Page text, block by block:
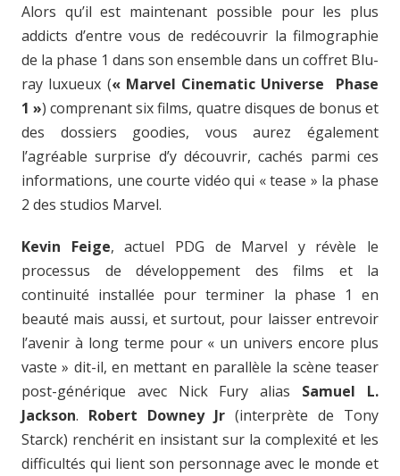
Alors qu’il est maintenant possible pour les plus
addicts d’entre vous de redécouvrir la filmographie
de la phase 1 dans son ensemble dans un coffret Blu-
ray luxueux (« Marvel Cinematic Universe Phase
1 ») comprenant six films, quatre disques de bonus et
des dossiers goodies, vous aurez également
l’agréable surprise d’y découvrir, cachés parmi ces
informations, une courte vidéo qui « tease » la phase
2 des studios Marvel.
Kevin Feige, actuel PDG de Marvel y révèle le
processus de développement des films et la
continuité installée pour terminer la phase 1 en
beauté mais aussi, et surtout, pour laisser entrevoir
l’avenir à long terme pour « un univers encore plus
vaste » dit-il, en mettant en parallèle la scène teaser
post-générique avec Nick Fury alias Samuel L.
Jackson. Robert Downey Jr (interprète de Tony
Starck) renchérit en insistant sur la complexité et les
difficultés qui lient son personnage avec le monde et